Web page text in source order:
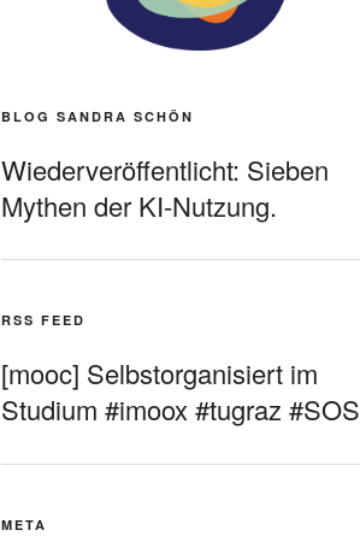
BLOG SANDRA SCHÖN
Wiederveröffentlicht: Sieben
Mythen der KI-Nutzung.
RSS FEED
[mooc] Selbstorganisiert im
Studium #imoox #tugraz #SOS
META